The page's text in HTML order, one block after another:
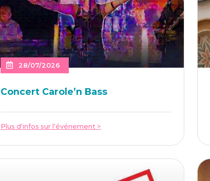
28/07/2026
Concert Caro­le’n Bass
Plus d'infos sur l'événement >